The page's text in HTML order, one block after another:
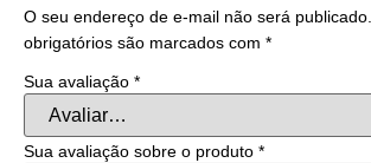
O seu endereço de e-mail não será publicado.
obrigatórios são marcados com *
Sua avaliação *
Sua avaliação sobre o produto *